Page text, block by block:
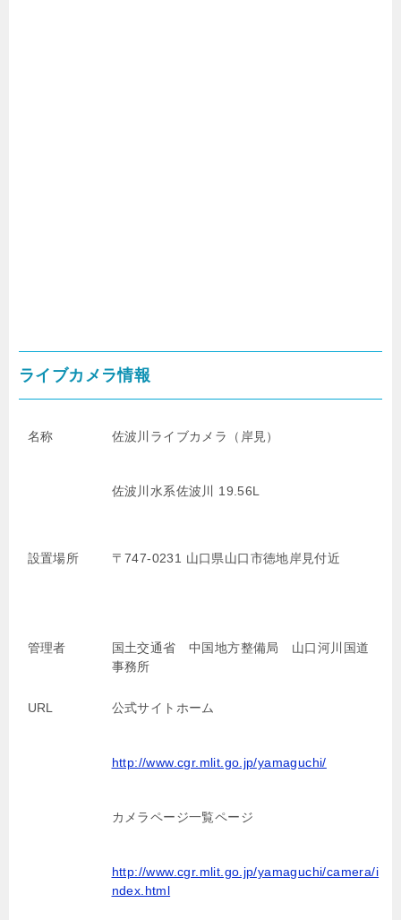
ライブカメラ情報
名称 佐波川ライブカメラ（岸見）
佐波川水系佐波川 19.56L
設置場所 〒747-0231 山口県山口市徳地岸見付近
管理者
国土交通省 中国地方整備局 山口河川国道
事務所
URL 公式サイトホーム
http://www.cgr.mlit.go.jp/yamaguchi/
カメラページ一覧ページ
http://www.cgr.mlit.go.jp/yamaguchi/camera/i
ndex.html